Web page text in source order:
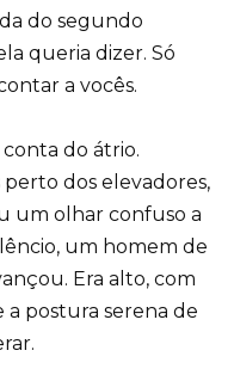
do segundo
queria dizer. Só
a vocês.
do átrio.
dos elevadores,
um olhar confuso a
um homem de
Era alto, com
a postura serena de